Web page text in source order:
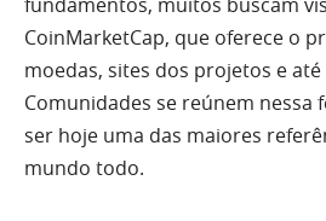
CoinMarketCap, que oferece o
moedas, sites dos projetos e
Comunidades se reúnem nessa
ser hoje uma das maiores
mundo todo.